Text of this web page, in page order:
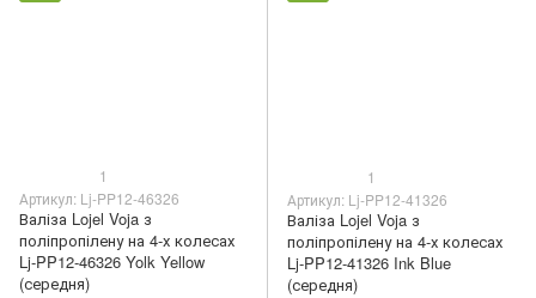
1
Артикул: Lj-PP12-46326
Валіза Lojel Voja з
поліпропілену на 4-х колесах
Lj-PP12-46326 Yolk Yellow
(середня)
1
Артикул: Lj-PP12-41326
Валіза Lojel Voja з
поліпропілену на 4-х колесах
Lj-PP12-41326 Ink Blue
(середня)